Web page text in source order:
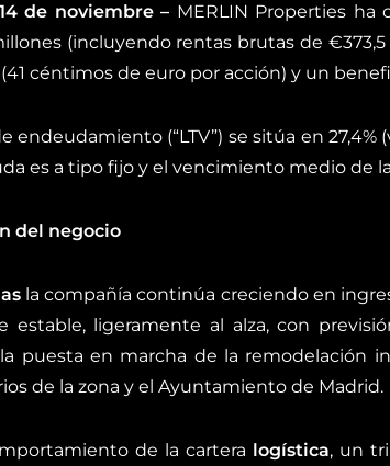
de noviembre – MERLIN Properties
(incluyendo rentas brutas de
céntimos de euro por acción) y un
endeudamiento (“LTV”) se sitúa en 27,4%
es a tipo fijo y el vencimiento medio de
del negocio
la compañía continúa creciendo en
estable, ligeramente al alza, con
puesta en marcha de la remodelación
de la zona y el Ayuntamiento de Madrid.
de la cartera logística, un